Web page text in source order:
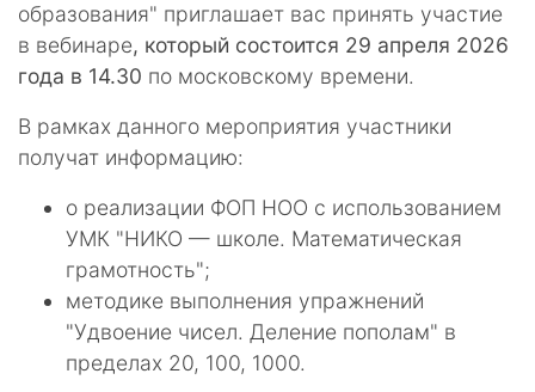
образования" приглашает вас принять участие
в вебинаре, который состоится 29 апреля 2026
года в 14.30 по московскому времени.
В рамках данного мероприятия участники
получат информацию:
о реализации ФОП НОО с использованием
УМК "НИКО — школе. Математическая
грамотность";
методике выполнения упражнений
"Удвоение чисел. Деление пополам" в
пределах 20, 100, 1000.